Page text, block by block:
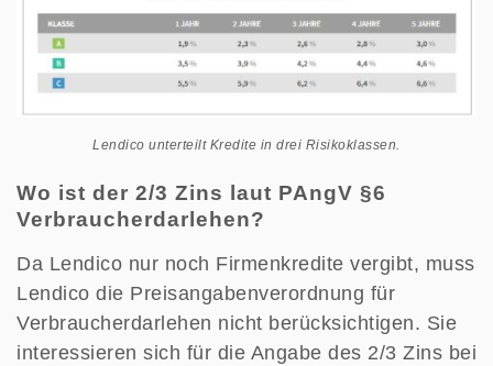
Lendico unterteilt Kredite in drei Risikoklassen.
Wo ist der 2/3 Zins laut PAngV §6
Verbraucherdarlehen?
Da Lendico nur noch Firmenkredite vergibt, muss
Lendico die Preisangabenverordnung für
Verbraucherdarlehen nicht berücksichtigen. Sie
interessieren sich für die Angabe des 2/3 Zins bei